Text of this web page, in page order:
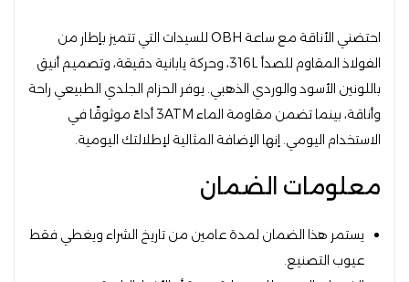
احتضني الأناقة مع ساعة OBH للسيدات التي تتميز بإطار من
الفولاذ المقاوم للصدأ 316L، وحركة يابانية دقيقة، وتصميم أنيق
باللونين الأسود والوردي الذهبي. يوفر الحزام الجلدي الطبيعي راحة
وأناقة، بينما تضمن مقاومة الماء 3ATM أداءً موثوقًا في
الاستخدام اليومي. إنها الإضافة المثالية لإطلالتك اليومية.
معلومات الضمان
يستمر هذا الضمان لمدة عامين من تاريخ الشراء ويغطي فقط
عيوب التصنيع.